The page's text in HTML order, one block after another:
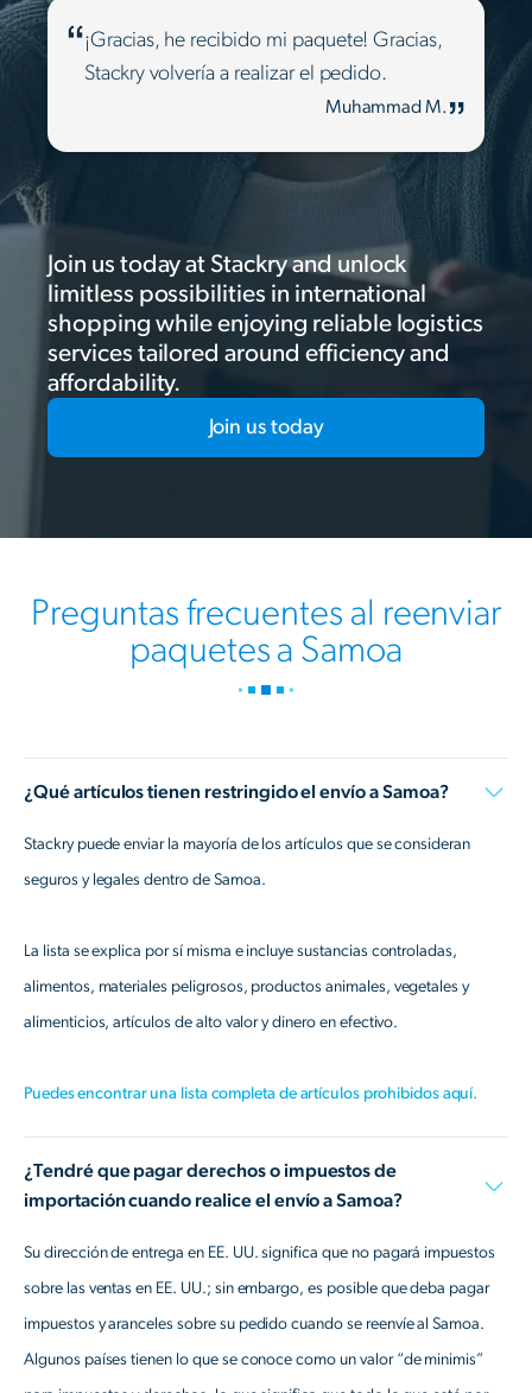
¡Gracias, he recibido mi paquete! Gracias,
Stackry volvería a realizar el pedido.
Muhammad M.
Join us today at Stackry and unlock
limitless possibilities in international
shopping while enjoying reliable logistics
services tailored around efficiency and
affordability.
Join us today
Preguntas frecuentes al reenviar
paquetes a Samoa
¿Qué artículos tienen restringido el envío a Samoa?
Stackry puede enviar la mayoría de los artículos que se consideran
seguros y legales dentro de Samoa.
La lista se explica por sí misma e incluye sustancias controladas,
alimentos, materiales peligrosos, productos animales, vegetales y
alimenticios, artículos de alto valor y dinero en efectivo.
Puedes encontrar una lista completa de artículos prohibidos aquí.
¿Tendré que pagar derechos o impuestos de
importación cuando realice el envío a Samoa?
Su dirección de entrega en EE. UU. significa que no pagará impuestos
sobre las ventas en EE. UU.; sin embargo, es posible que deba pagar
impuestos y aranceles sobre su pedido cuando se reenvíe al Samoa.
Algunos países tienen lo que se conoce como un valor “de minimis”